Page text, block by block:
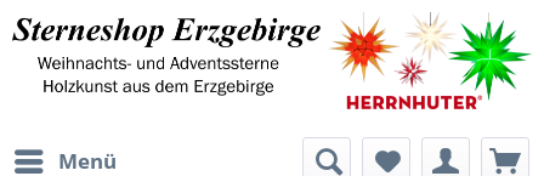
Menü